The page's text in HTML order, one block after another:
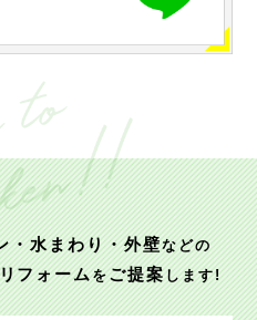
・水まわり・外壁などの
フォームをご提案します!